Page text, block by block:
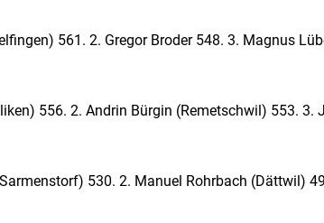
561. 2. Gregor Broder 548. 3. Magnus
556. 2. Andrin Bürgin (Remetschwil) 553. 3.
530. 2. Manuel Rohrbach (Dättwil)